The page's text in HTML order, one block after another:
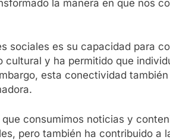
la manera en que nos
sociales es su capacidad para
y ha permitido que
esta conectividad
consumimos noticias y
pero también ha contribuido a